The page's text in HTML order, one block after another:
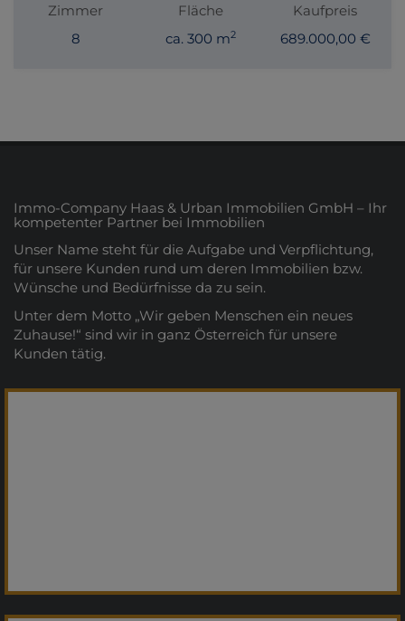
Zimmer
8
Fläche
ca. 300 m2
Kaufpreis
689.000,00 €
Immo-Company Haas & Urban Immobilien GmbH – Ihr
kompetenter Partner bei Immobilien
Unser Name steht für die Aufgabe und Verpflichtung,
für unsere Kunden rund um deren Immobilien bzw.
Wünsche und Bedürfnisse da zu sein.
Unter dem Motto „Wir geben Menschen ein neues
Zuhause!“ sind wir in ganz Österreich für unsere
Kunden tätig.